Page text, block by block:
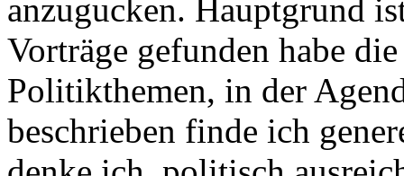
anzugucken. Hauptgrund
Vorträge gefunden habe
Politikthemen, in der
beschrieben finde ich